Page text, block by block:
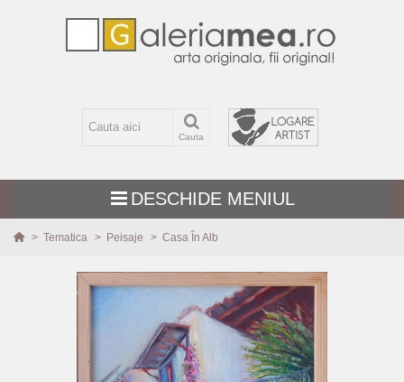
Cauta
DESCHIDE MENIUL
> Tematica > Peisaje > Casa În Alb